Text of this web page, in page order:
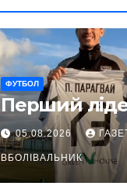
ФУТБОЛ
Перший
05.08.2026
ВБОЛІВАЛЬНИК